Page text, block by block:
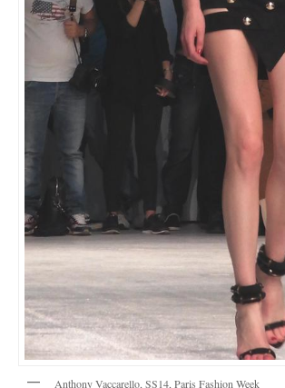
Anthony Vaccarello, SS14, Paris Fashion Week